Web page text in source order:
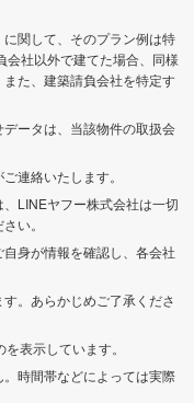
に関して、そのプラン例は特
会社以外で建てた場合、同様
た、建築請負会社を特定す
ータは、当該物件の取扱会
連絡いたします。
LINEヤフー株式会社は一切
い。
身が情報を確認し、各会社
。あらかじめご了承くださ
表示しています。
時間帯などによっては実際